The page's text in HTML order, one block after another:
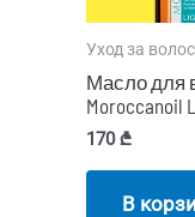
Уход за
Масло для
Moroccanoil
170₾
В